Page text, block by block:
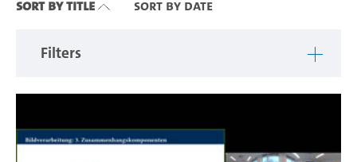
Sort By Title Sort By Date
Filters